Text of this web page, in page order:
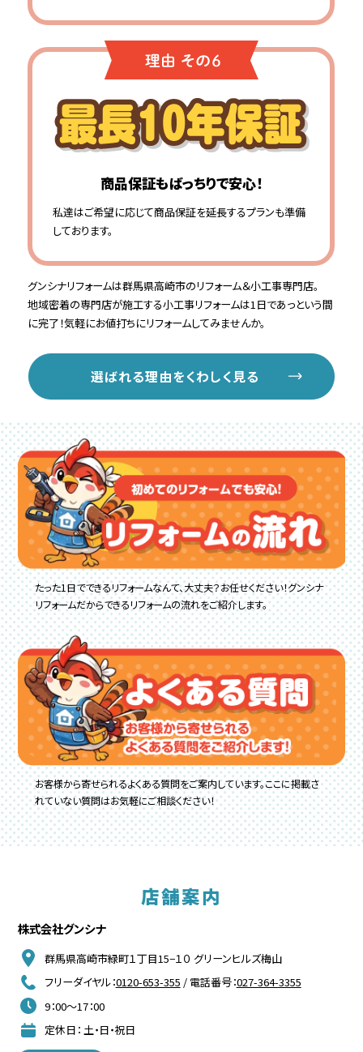
商品保証もばっちりで安心！
私達はご希望に応じて商品保証を延長するプランも準備
しております。
グンシナリフォームは群馬県高崎市のリフォーム＆小工事専門店。
地域密着の専門店が施工する小工事リフォームは1日であっという間
に完了！気軽にお値打ちにリフォームしてみませんか。
選ばれる理由をくわしく見る
たった1日でできるリフォームなんて、大丈夫？お任せください！グンシナ
リフォームだからできるリフォームの流れをご紹介します。
お客様から寄せられるよくある質問をご案内しています。ここに掲載さ
れていない質問はお気軽にご相談ください！
店舗案内
株式会社グンシナ
群馬県高崎市緑町１丁目15−１０ グリーンヒルズ梅山
フリーダイヤル：0120-653-355 / 電話番号：027-364-3355
9：00～17：00
定休日： 土・日・祝日